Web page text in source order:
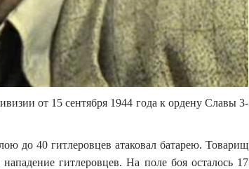
от 15 сентября 1944 года к ордену Славы 3-
до 40 гитлеровцев атаковал батарею. Товарищ
гитлеровцев. На поле боя осталось 17